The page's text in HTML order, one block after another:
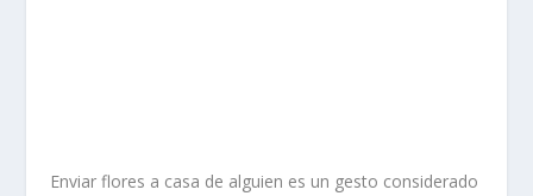
Enviar flores a casa de alguien es un gesto considerado